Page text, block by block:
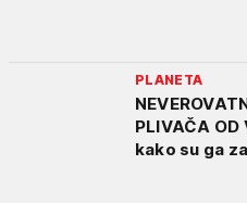
PLANETA
PLIVAČA OD
kako su ga